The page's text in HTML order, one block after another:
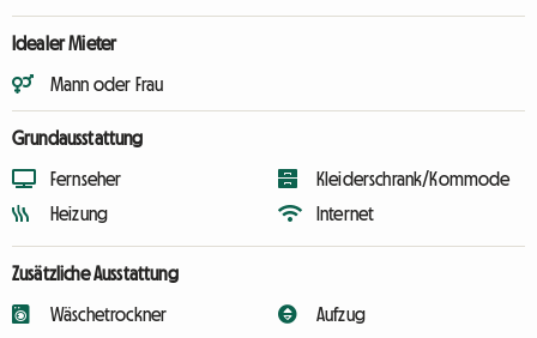
Idealer Mieter
Mann oder Frau
Grundausstattung
Fernseher
Heizung
Kleiderschrank/Kommode
Internet
Zusätzliche Ausstattung
Wäschetrockner
Aufzug